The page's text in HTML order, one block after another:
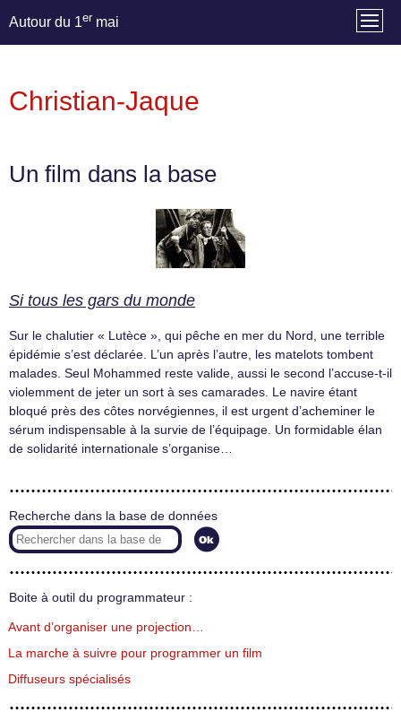
Autour du 1er mai
Christian-Jaque
Un film dans la base
Si tous les gars du monde
Sur le chalutier « Lutèce », qui pêche en mer du Nord, une terrible
épidémie s’est déclarée. L’un après l’autre, les matelots tombent
malades. Seul Mohammed reste valide, aussi le second l’accuse-t-il
violemment de jeter un sort à ses camarades. Le navire étant
bloqué près des côtes norvégiennes, il est urgent d’acheminer le
sérum indispensable à la survie de l’équipage. Un formidable élan
de solidarité internationale s’organise…
Recherche dans la base de données
Boite à outil du programmateur :
Avant d’organiser une projection…
La marche à suivre pour programmer un film
Diffuseurs spécialisés